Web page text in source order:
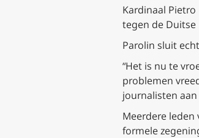
Kardinaal
tegen de Duitse
Parolin sluit
“Het is nu te
problemen
journalisten
Meerdere leden
formele